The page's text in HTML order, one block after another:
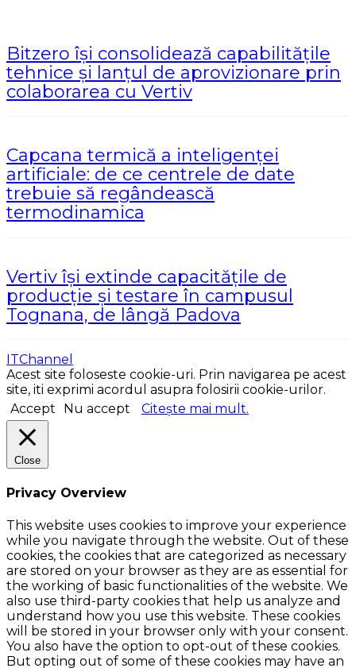
Bitzero își consolidează capabilitățile
tehnice și lanțul de aprovizionare prin
colaborarea cu Vertiv
Capcana termică a inteligenței
artificiale: de ce centrele de date
trebuie să regândească
termodinamica
Vertiv își extinde capacitățile de
producție și testare în campusul
Tognana, de lângă Padova
ITChannel
Acest site foloseste cookie-uri. Prin navigarea pe acest
site, iti exprimi acordul asupra folosirii cookie-urilor.
Accept
Nu accept Citește mai mult.
Close
Privacy Overview
This website uses cookies to improve your experience
while you navigate through the website. Out of these
cookies, the cookies that are categorized as necessary
are stored on your browser as they are as essential for
the working of basic functionalities of the website. We
also use third-party cookies that help us analyze and
understand how you use this website. These cookies
will be stored in your browser only with your consent.
You also have the option to opt-out of these cookies.
But opting out of some of these cookies may have an